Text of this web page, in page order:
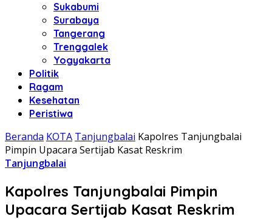
Sukabumi
Surabaya
Tangerang
Trenggalek
Yogyakarta
Politik
Ragam
Kesehatan
Peristiwa
Beranda KOTA Tanjungbalai Kapolres Tanjungbalai
Pimpin Upacara Sertijab Kasat Reskrim
Tanjungbalai
Kapolres Tanjungbalai Pimpin
Upacara Sertijab Kasat Reskrim